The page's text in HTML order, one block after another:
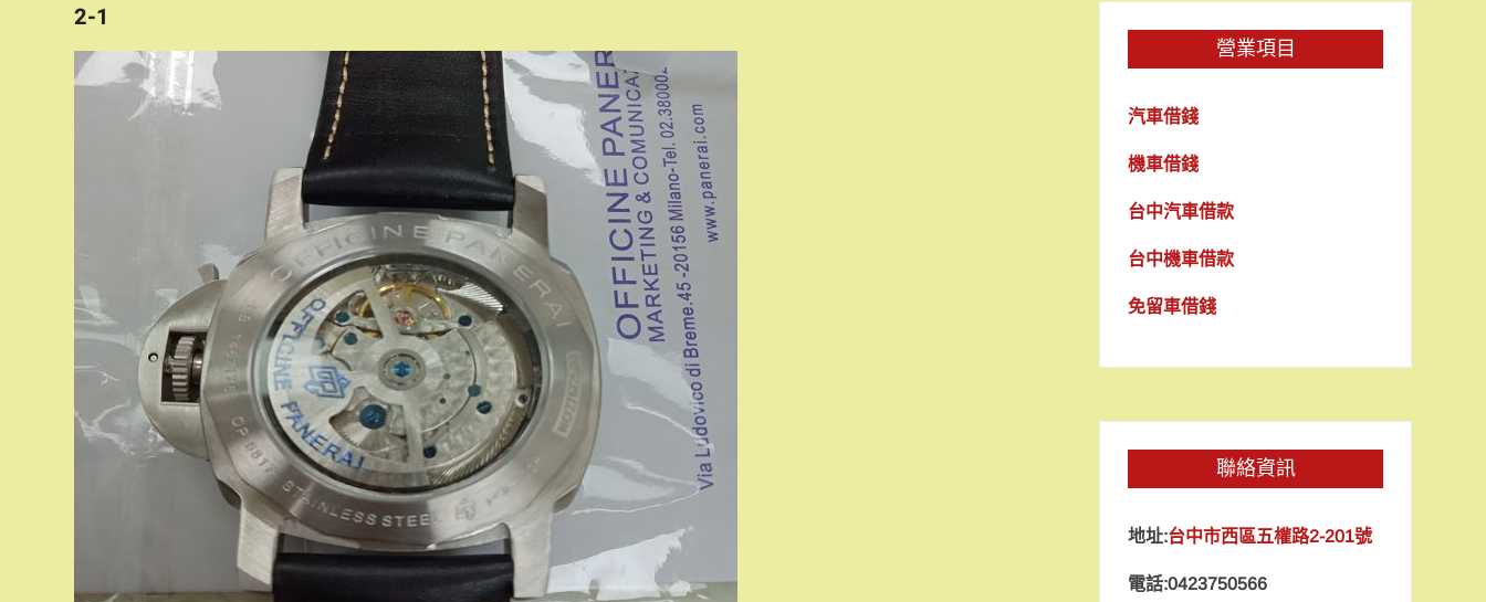
2-1
營業項目
汽車借錢
機車借錢
台中汽車借款
台中機車借款
免留車借錢
聯絡資訊
地址:台中市西區五權路2-201號
電話:0423750566